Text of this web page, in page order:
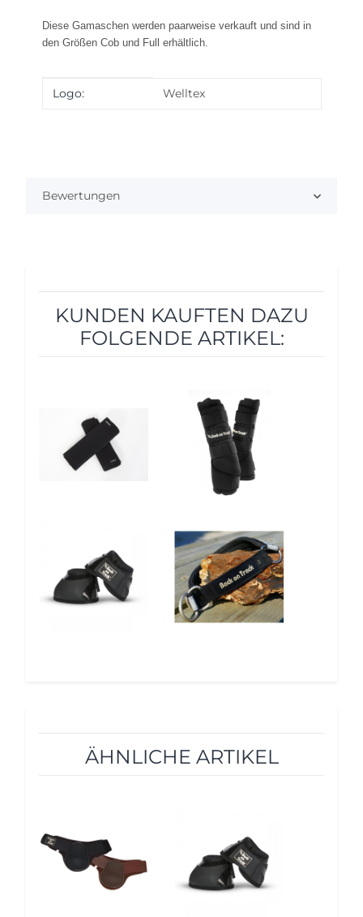
Diese Gamaschen werden paarweise verkauft und sind in
den Größen Cob und Full erhältlich.
Produkteigenschaft
Wert
Logo: Welltex
Bewertungen
KUNDEN KAUFTEN DAZU
FOLGENDE ARTIKEL:
10%
ÄHNLICHE ARTIKEL